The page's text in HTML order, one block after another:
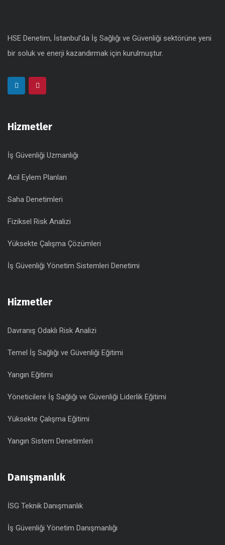
HSE Denetim, İstanbul’da İş Sağlığı ve Güvenliği sektörüne yeni
bir soluk ve enerji kazandırmak için kurulmuştur.
Hizmetler
İş Güvenliği Uzmanlığı
Acil Eylem Planları
Saha Denetimleri
Fiziksel Risk Analizi
Yüksekte Çalışma Çözümleri
İş Güvenliği Yönetim Sistemleri Denetimi
Hizmetler
Davranış Odaklı Risk Analizi
Temel İş Sağlığı ve Güvenliği Eğitimi
Yangın Eğitimi
Yöneticilere İş Sağlığı ve Güvenliği Liderlik Eğitimi
Yüksekte Çalışma Eğitimi
Yangın Sistem Denetimleri
Danışmanlık
İSG Teknik Danışmanlık
İş Güvenliği Yönetim Danışmanlığı